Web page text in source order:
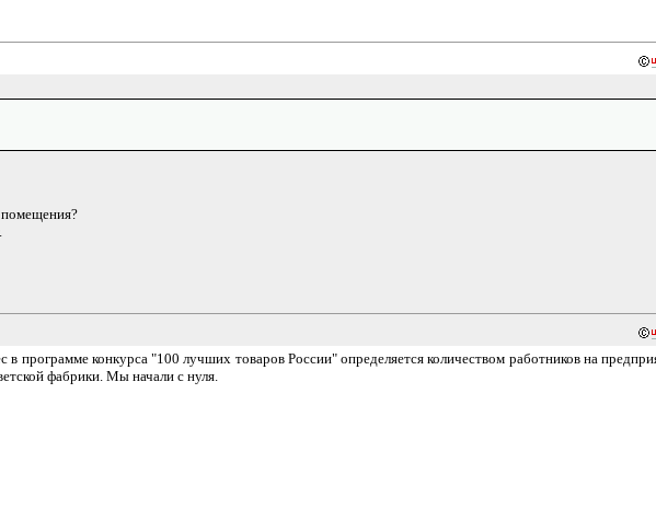
помещения?
конкурса "100 лучших товаров России" определяется количеством работников на
фабрики. Мы начали с нуля.